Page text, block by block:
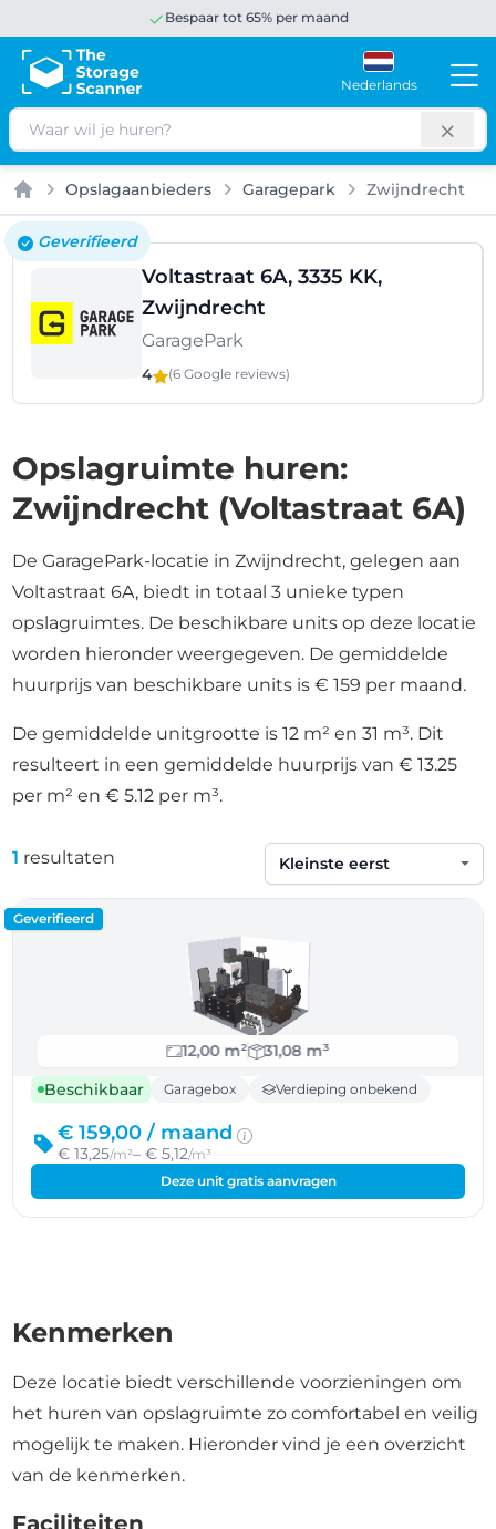
Bespaar tot 65% per maand
Nederlands
Zoeken
Home
Opslagaanbieders Garagepark Zwijndrecht
Voltastraat 6A, 3335 KK,
Zwijndrecht
Geverifieerd
GaragePark
4 (6 Google reviews)
Opslagruimte huren:
Zwijndrecht (Voltastraat 6A)
De GaragePark-locatie in Zwijndrecht, gelegen aan
Voltastraat 6A, biedt in totaal 3 unieke typen
opslagruimtes. De beschikbare units op deze locatie
worden hieronder weergegeven. De gemiddelde
huurprijs van beschikbare units is € 159 per maand.
De gemiddelde unitgrootte is 12 m² en 31 m³. Dit
resulteert in een gemiddelde huurprijs van € 13.25
per m² en € 5.12 per m³.
1 resultaten
Sorteren op
Geverifieerd
12,00 m²
31,08 m³
Beschikbaar
Garagebox Verdieping onbekend
€ 159,00 / maand
€ 13,25/m²– € 5,12/m³
Deze unit gratis aanvragen
Kenmerken
Deze locatie biedt verschillende voorzieningen om
het huren van opslagruimte zo comfortabel en veilig
mogelijk te maken. Hieronder vind je een overzicht
van de kenmerken.
Faciliteiten